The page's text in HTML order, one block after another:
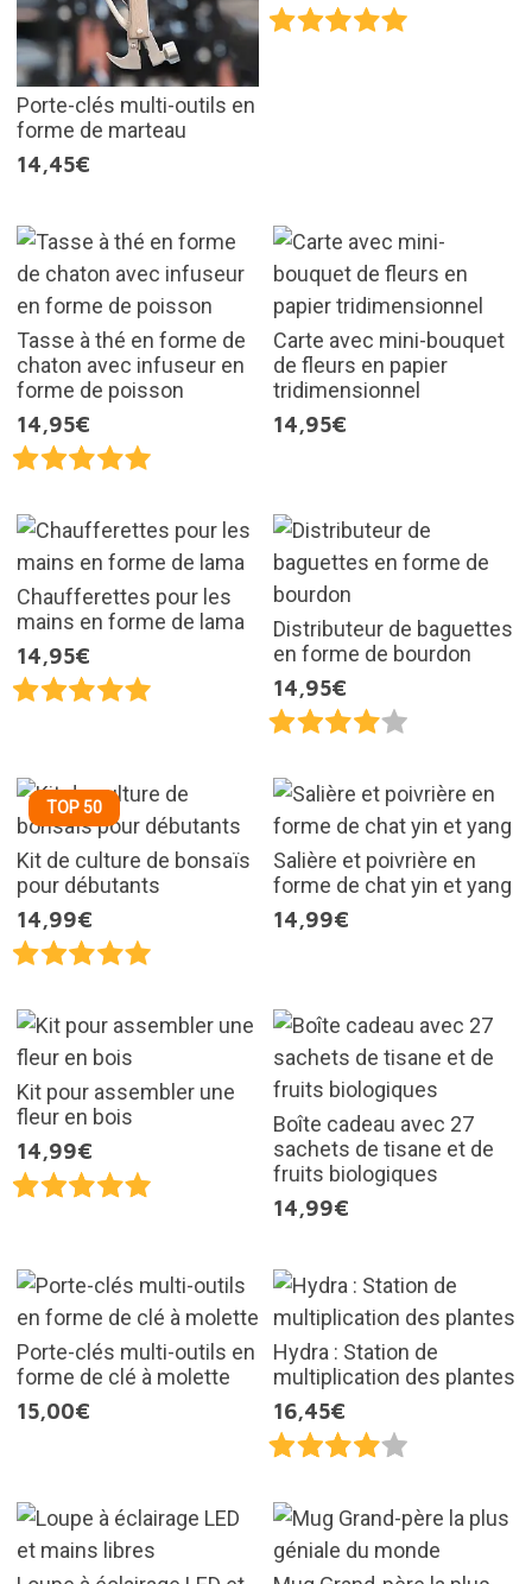
Porte-clés multi-outils en
forme de marteau
14,45€
Tasse à thé en forme de
chaton avec infuseur en
forme de poisson
14,95€
Carte avec mini-bouquet
de fleurs en papier
tridimensionnel
14,95€
Chaufferettes pour les
mains en forme de lama
14,95€
Distributeur de baguettes
en forme de bourdon
14,95€
TOP 50
Kit de culture de bonsaïs
pour débutants
14,99€
Salière et poivrière en
forme de chat yin et yang
14,99€
Kit pour assembler une
fleur en bois
14,99€
Boîte cadeau avec 27
sachets de tisane et de
fruits biologiques
14,99€
Porte-clés multi-outils en
forme de clé à molette
15,00€
Hydra : Station de
multiplication des plantes
16,45€